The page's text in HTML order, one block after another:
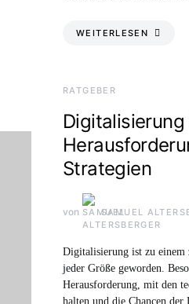
WEITERLESEN
RATGEBER
Strategien
von SAMUEL
Digitalisierung ist zu einem
jeder Größe geworden.
Herausforderung, mit den
halten und die Chancen